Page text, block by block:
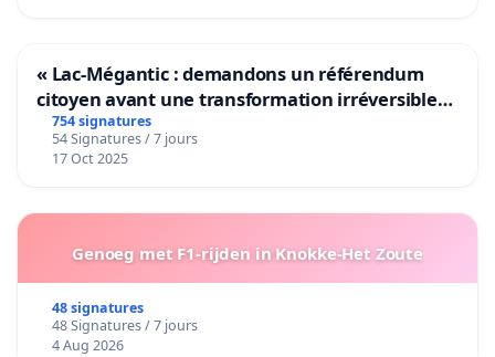
« Lac-Mégantic : demandons un référendum
citoyen avant une transformation irréversible
de notre territoire »
754 signatures
54 Signatures / 7 jours
17 Oct 2025
Genoeg met F1-rijden in Knokke-Het Zoute
48 signatures
48 Signatures / 7 jours
4 Aug 2026